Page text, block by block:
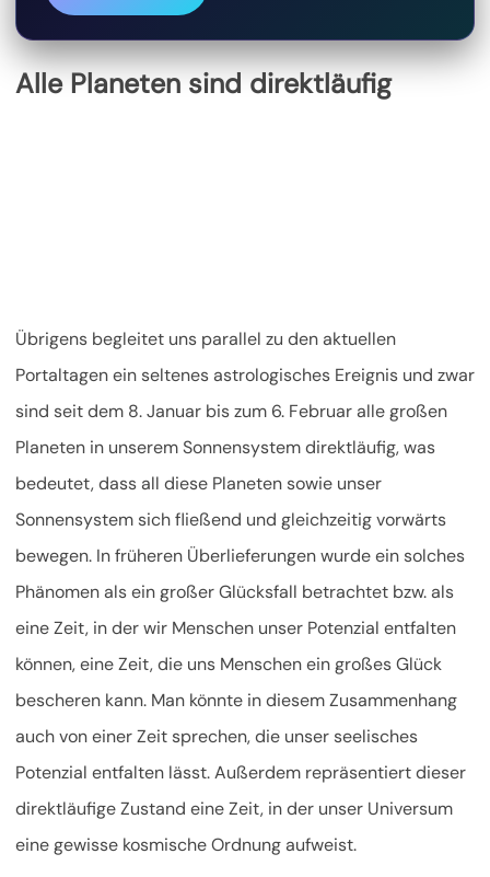
Alle Planeten sind direktläufig
Übrigens begleitet uns parallel zu den aktuellen
Portaltagen ein seltenes astrologisches Ereignis und zwar
sind seit dem 8. Januar bis zum 6. Februar alle großen
Planeten in unserem Sonnensystem direktläufig, was
bedeutet, dass all diese Planeten sowie unser
Sonnensystem sich fließend und gleichzeitig vorwärts
bewegen. In früheren Überlieferungen wurde ein solches
Phänomen als ein großer Glücksfall betrachtet bzw. als
eine Zeit, in der wir Menschen unser Potenzial entfalten
können, eine Zeit, die uns Menschen ein großes Glück
bescheren kann. Man könnte in diesem Zusammenhang
auch von einer Zeit sprechen, die unser seelisches
Potenzial entfalten lässt. Außerdem repräsentiert dieser
direktläufige Zustand eine Zeit, in der unser Universum
eine gewisse kosmische Ordnung aufweist.